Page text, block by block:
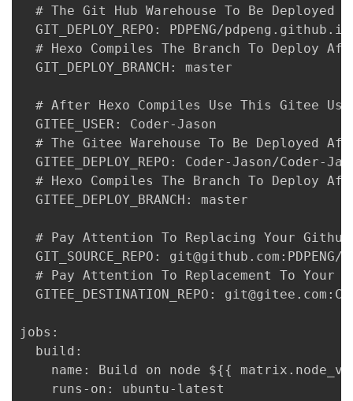
# The Git Hub Warehouse To Be Deployed
  GIT_DEPLOY_REPO: PDPENG/pdpeng.github.io
# Hexo Compiles The Branch To Deploy
  GIT_DEPLOY_BRANCH: master
# After Hexo Compiles Use This Gitee
  GITEE_USER: Coder-Jason
# The Gitee Warehouse To Be Deployed
GITEE_DEPLOY_REPO: Coder-Jason/Coder-
# Hexo Compiles The Branch To Deploy
  GITEE_DEPLOY_BRANCH: master
# Pay Attention To Replacing Your
GIT_SOURCE_REPO: git@github.com:PDPENG/
# Pay Attention To Replacement To Your
GITEE_DESTINATION_REPO:
jobs:
  build:
name: Build on node ${{
    runs-on: ubuntu-latest